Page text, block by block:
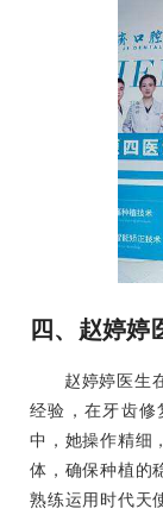
四、赵婷婷
赵婷婷医生
经验，在牙齿
中，她操作精细
体，确保种植的
熟练运用时代天